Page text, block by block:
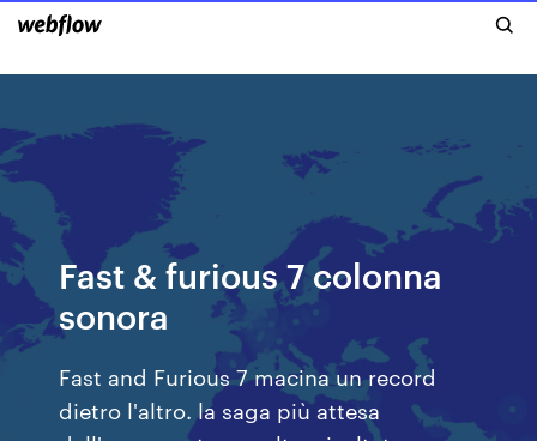
Fast & furious 7 colonna
sonora
Fast and Furious 7 macina un record
dietro l'altro. la saga più attesa